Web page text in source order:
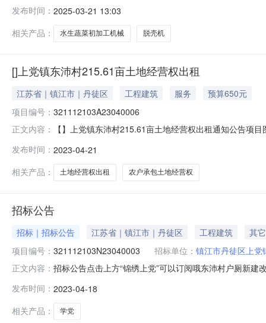
收入，推进乡村振兴，提高村民生活水平，镇江市丹徒区
台；芡
发布时间： 2025-03-21 13:03
相关产品：
水生蔬菜初加工机械 脱壳机
[]上党镇东沛村215.61亩土地经营权出租
江苏省｜镇江市｜丹徒区 工程建筑 服务
预算650元
项目编号： 321112103A23040006
正文内容：
【】上党镇东沛村215.61亩土地经营权出租通知公告项
2811:00交易地点：丹徒区农村产权交易服务中心公告
发布时间： 2023-04-21
相关产品：
土地经营权出租 农户承包土地经营权
招标公告
招标｜招标公告 江苏省｜镇江市｜丹徒区 工程建筑
其它
项目编号： 321112103N23040003 招标单位： 镇江市丹徒区上党
正文内容： 招标公告点击上方“锦绣上党”可以订阅哦东沛村户厕新
章、规定通过邀请招标择优选定施工单位。现将有关情
改革项目工作要求，以全面
发布时间： 2023-04-18
相关产品：
学党